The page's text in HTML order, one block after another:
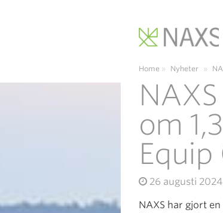
Home » Nyheter »
om
Equip
26 augusti 2024
NAXS har gjort en